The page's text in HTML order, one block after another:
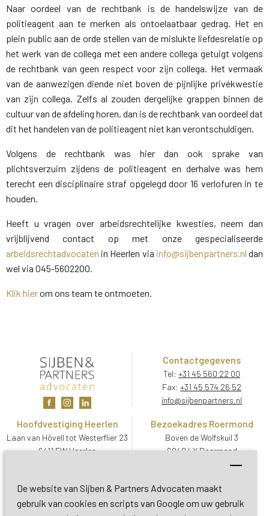
De website van Sijben & Partners Advocaten maakt
gebruik van cookies en scripts van Google om uw gebruik
Naar oordeel van de rechtbank is de handelswijze van de
politieagent aan te merken als ontoelaatbaar gedrag. Het en
plein public aan de orde stellen van de mislukte liefdesrelatie op
het werk van de collega met een andere collega getuigt volgens
de rechtbank van geen respect voor zijn collega. Het vermaak
van de aanwezigen diende niet boven de pijnlijke privékwestie
van zijn collega. Zelfs al zouden dergelijke grappen binnen de
cultuur van de afdeling horen, dan is de rechtbank van oordeel dat
dit het handelen van de politieagent niet kan verontschuldigen.
Volgens de rechtbank was hier dan ook sprake van
plichtsverzuim zijdens de politieagent en derhalve was hem
terecht een disciplinaire straf opgelegd door 16 verlofuren in te
houden.
Heeft u vragen over arbeidsrechtelijke kwesties, neem dan
vrijblijvend contact op met onze gespecialiseerde
arbeidsrechtadvocaten in Heerlen via info@sijbenpartners.nl dan
wel via 045-5602200.
Klik hierom ons team te ontmoeten.
Contactgegevens
Tel: +31 45 560 22 00
Fax: +31 45 574 26 52
info@sijbenpartners.nl
Hoofdvestiging Heerlen
Laan van Hövell tot Westerflier 23
6411 EW Heerlen
Bezoekadres Roermond
Boven de Wolfskuil 3
6049 LX Roermond
Routebeschrijving
Bezoekadres De Bilt
Soestdijkseweg Zuid 13